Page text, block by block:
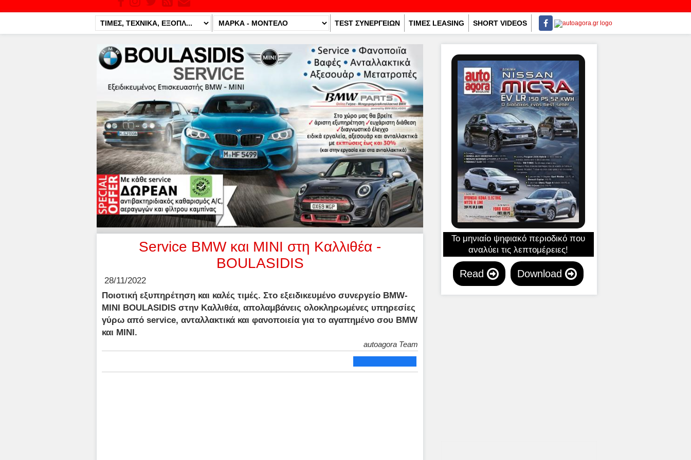
TEST ΣΥΝΕΡΓΕΙΩΝ ΤΙΜΕΣ LEASING SHORT VIDEOS
Service BMW και MINI στη Καλλιθέα -
BOULASIDIS
28/11/2022
Ποιοτική εξυπηρέτηση και καλές τιμές. Στο εξειδικευμένο συνεργείο BMW-
MINI BOULASIDIS στην Καλλιθέα, απολαμβάνεις ολοκληρωμένες υπηρεσίες
γύρω από service, ανταλλακτικά και φανοποιεία για το αγαπημένο σου BMW
και MINI.
autoagora Team
Το μηνιαίο ψηφιακό περιοδικό που
αναλύει τις λεπτομέρειες!
Read Download